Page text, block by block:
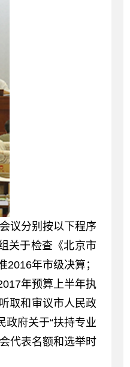
议分别按以下程序
关于检查《北京市
年市级决算；
年预算上半年执
取和审议市人民政
府关于“扶持专业
代表名额和选举时